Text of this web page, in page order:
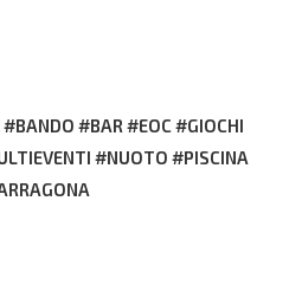
BANDO BAR EOC
GIOCHI
NUOTO
PISCINA